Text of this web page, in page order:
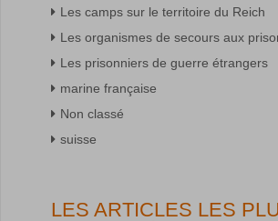
Les camps sur le territoire du Reich
Les organismes de secours aux
Les prisonniers de guerre étrangers
marine française
Non classé
suisse
LES ARTICLES LES